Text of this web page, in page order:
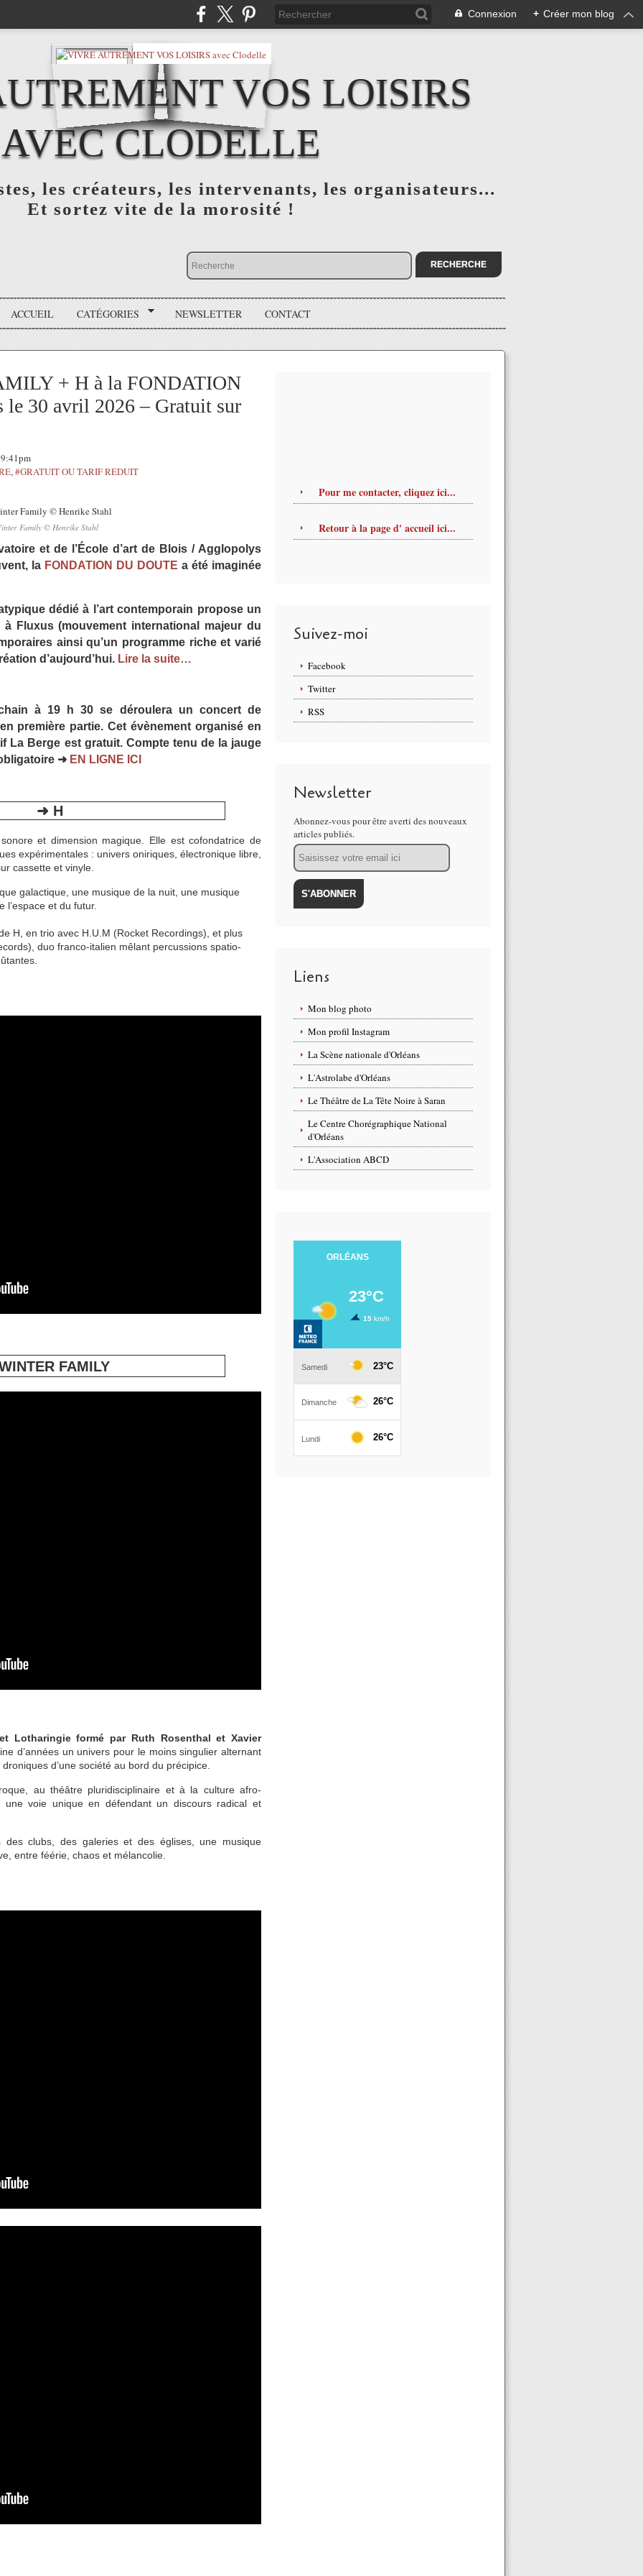
Connexion + Créer mon blog
VOS LOISIRS
AVEC CLODELLE
les créateurs, les intervenants, les organisateurs...
Et sortez vite de la morosité !
ACCUEIL CATÉGORIES NEWSLETTER CONTACT
+ H à la FONDATION
30 avril 2026 – Gratuit sur
,#GRATUIT OU TARIF REDUIT
Family © Henrike Stahl
et de l’École d’art de Blois / Agglopolys
la FONDATION DU DOUTE a été imaginée
dédié à l’art contemporain propose un
Fluxus (mouvement international majeur du
ainsi qu’un programme riche et varié
d’aujourd’hui. Lire la suite…
à 19 h 30 se déroulera un concert de
première partie. Cet évènement organisé en
La Berge est gratuit. Compte tenu de la jauge
➜ EN LIGNE ICI
➜ H
et dimension magique. Elle est cofondatrice de
expérimentales : univers oniriques, électronique libre,
cassette et vinyle.
galactique, une musique de la nuit, une musique
l’espace et du futur.
H, en trio avec H.U.M (Rocket Recordings), et plus
duo franco-italien mêlant percussions spatio-
FAMILY
Lotharingie formé par Ruth Rosenthal et Xavier
d’années un univers pour le moins singulier alternant
d’une société au bord du précipice.
au théâtre pluridisciplinaire et à la culture afro-
une voie unique en défendant un discours radical et
clubs, des galeries et des églises, une musique
entre féérie, chaos et mélancolie.
Pour me contacter, cliquez ici...
Retour à la page d' accueil ici...
Suivez-moi
Facebook
Twitter
RSS
Newsletter
Abonnez-vous pour être averti des nouveaux
articles publiés.
Email
Liens
Mon blog photo
Mon profil Instagram
La Scène nationale d'Orléans
L'Astrolabe d'Orléans
Le Théâtre de La Tête Noire à Saran
Le Centre Chorégraphique National
d'Orléans
L'Association ABCD